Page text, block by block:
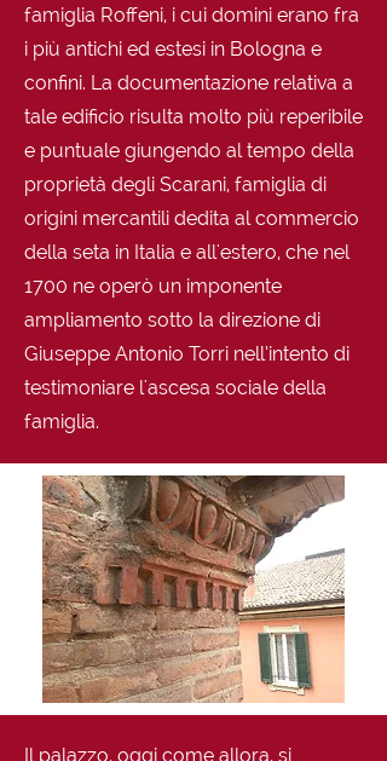
famiglia Roffeni, i cui domini erano fra
i più antichi ed estesi in Bologna e
confini. La documentazione relativa a
tale edificio risulta molto più reperibile
e puntuale giungendo al tempo della
proprietà degli Scarani, famiglia di
origini mercantili dedita al commercio
della seta in Italia e all'estero, che nel
1700 ne operò un imponente
ampliamento sotto la direzione di
Giuseppe Antonio Torri nell’intento di
testimoniare l'ascesa sociale della
famiglia.
Il palazzo, oggi come allora, si